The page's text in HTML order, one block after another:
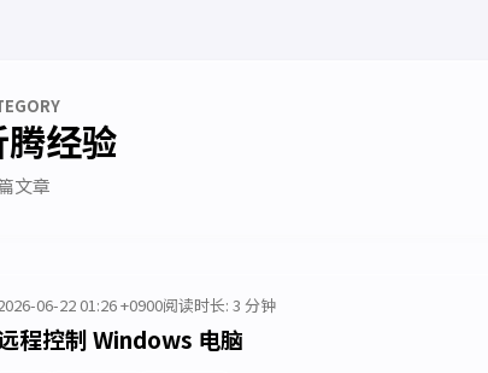
经验
文章
06-22 01:26 +0900阅读时长: 3 分钟
程控制 Windows 电脑